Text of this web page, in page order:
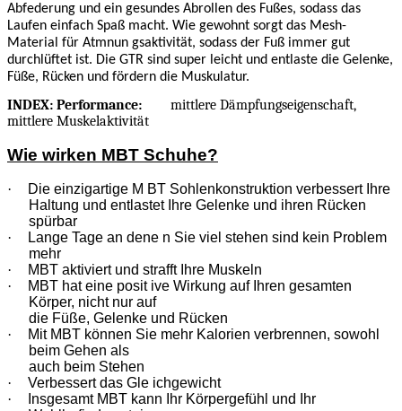
Abfederung und ein gesundes Abrollen des Fußes, sodass das
Laufen einfach Spaß macht. Wie gewohnt sorgt das Mesh-
Material für Atmnun gsaktivität, sodass der Fuß immer gut
durchlüftet ist. Die GTR sind super leicht und entlaste die Gelenke,
Füße, Rücken und fördern die Muskulatur.
INDEX: Performance:
mittlere Dämpfungseigenschaft,
mittlere Muskelaktivität
Wie wirken MBT Schuhe?
·
Die einzigartige M BT Sohlenkonstruktion verbessert Ihre
Haltung und entlastet Ihre Gelenke und ihren Rücken
spürbar
·
Lange Tage an dene n Sie viel stehen sind kein Problem
mehr
·
MBT aktiviert und strafft Ihre Muskeln
·
MBT hat eine posit ive Wirkung auf Ihren gesamten
Körper, nicht nur auf
die Füße, Gelenke und Rücken
·
Mit MBT können Sie mehr Kalorien verbrennen, sowohl
beim Gehen als
auch beim Stehen
·
Verbessert das Gle ichgewicht
·
Insgesamt MBT kann Ihr Körpergefühl und Ihr